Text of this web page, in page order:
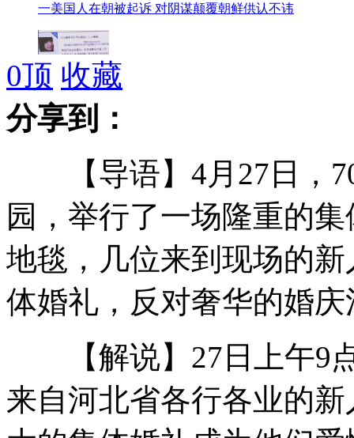
一美国人在朝被起诉 对阴谋颠覆朝鲜供认不讳
90后网传"成都9.2级地震"谣言 为提高点击率
流散文物回家路在何方？
圆明园十二生肖兽首下落
实录：浙江通报6名重症H7N9治愈者出院
0顶 收藏
分享到：
【导语】4月27日，
园，举行了一场隆重的
地毯，几位来到现场的
体婚礼，反对奢华的婚庆
【解说】27日上午9点
来自河北省各行各业的